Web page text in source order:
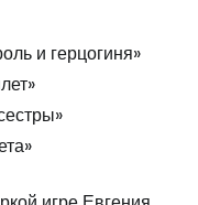
и герцогиня»